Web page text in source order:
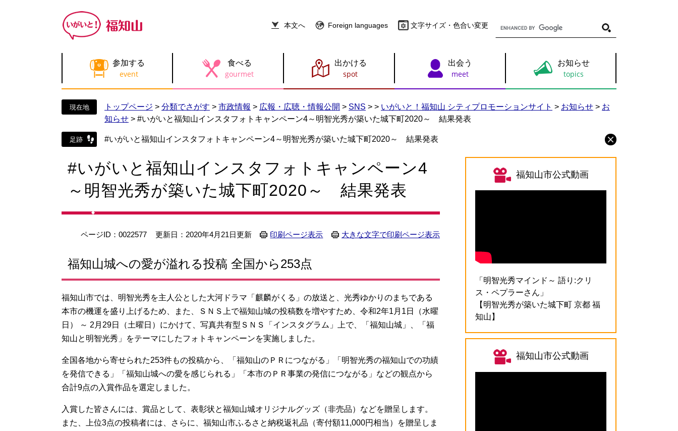
本文へ Foreign languages 文字サイズ・色合い変更
o
検
参加する 食べる 出かける 出会う お知らせ
トップページ > 分類でさがす > 市政情報 > 広報・広聴・情報公開 > SNS > > いがいと！福知山 シティプロモーションサイト > お知らせ > お
知らせ > #いがいと福知山インスタフォトキャンペーン4～明智光秀が築いた城下町2020～ 結果発表
#いがいと福知山インスタフォトキャンペーン4～明智光秀が築いた城下町2020～ 結果発表
文#いがいと福知山インスタフォトキャンペーン4
～明智光秀が築いた城下町2020～ 結果発表
ページID：0022577 更新日：2020年4月21日更新 印刷ページ表示 大きな文字で印刷ページ表示
福知山城への愛が溢れる投稿 全国から253点
福知山市では、明智光秀を主人公とした大河ドラマ「麒麟がくる」の放送と、光秀ゆかりのまちである
本市の機運を盛り上げるため、また、ＳＮＳ上で福知山城の投稿数を増やすため、令和2年1月1日（水曜
日） ～ 2月29日（土曜日）にかけて、写真共有型ＳＮＳ「インスタグラム」上で、「福知山城」、「福
知山と明智光秀」をテーマにしたフォトキャンペーンを実施しました。
全国各地から寄せられた253件もの投稿から、「福知山のＰＲにつながる」「明智光秀の福知山での功績
を発信できる」「福知山城への愛を感じられる」「本市のＰＲ事業の発信につながる」などの観点から
合計9点の入賞作品を選定しました。
入賞した皆さんには、賞品として、表彰状と福知山城オリジナルグッズ（非売品）などを贈呈します。
また、上位3点の投稿者には、さらに、福知山市ふるさと納税返礼品（寄付額11,000円相当）を贈呈しま
福知山市公式動画
「明智光秀マインド～ 語り:クリ
ス・ペプラーさん」
【明智光秀が築いた城下町 京都 福
知山】
福知山市公式動画